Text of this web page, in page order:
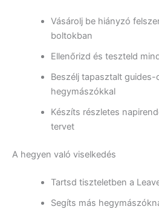
Vásárolj be hiányzó
boltokban
Ellenőrizd és teszteld
Beszélj tapasztalt guides-
hegymászókkal
Készíts részletes
tervet
A hegyen való viselkedés
Tartsd tiszteletben a
Segíts más